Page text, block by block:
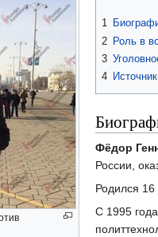
1
2
Роль в
3
4
Фёдор
России,
Родился
С 1995